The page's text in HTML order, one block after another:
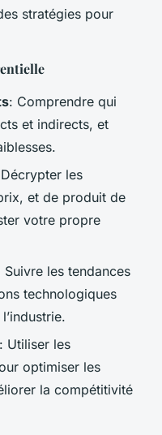
stratégies pour
: Comprendre qui
et indirects, et
les
et de produit de
votre propre
Suivre les tendances
technologiques
: Utiliser les
optimiser les
la compétitivité